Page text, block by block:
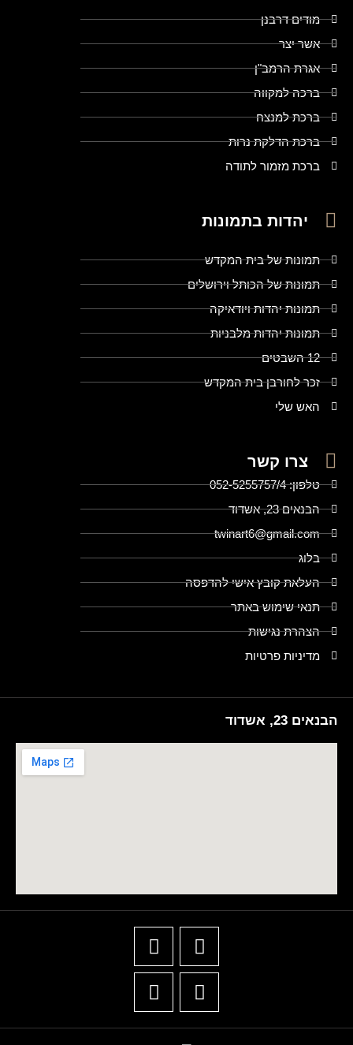
מודים דרבנן
אשר יצר
אגרת הרמב"ן
ברכה למקווה
ברכת למנצח
ברכת הדלקת נרות
ברכת מזמור לתודה
יהדות בתמונות
תמונות של בית המקדש
תמונות של הכותל וירושלים
תמונות יהדות ויודאיקה
תמונות יהדות מלבניות
12 השבטים
זכר לחורבן בית המקדש
האש שלי
צרו קשר
טלפון: 052-5255757/4
הבנאים 23, אשדוד
twinart6@gmail.com
בלוג
העלאת קובץ אישי להדפסה
תנאי שימוש באתר
הצהרת נגישות
מדיניות פרטיות
הבנאים 23, אשדוד